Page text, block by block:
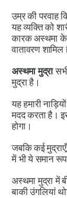
उम्र की परवाह
यह व्यक्ति को
कारक अस्थमा के
वातावरण
अस्थमा मुद्रा
मुद्राहै।
यह हमारीनाड़ियों
मदद करता है।
होगा।
जबकि कईमुद्राएँ
में भी ये समान
अस्थमा मुद्रा में
बाकी उंगलियां